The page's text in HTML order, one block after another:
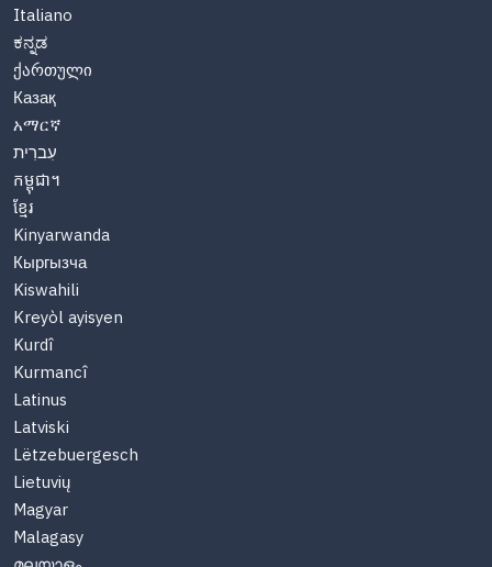
Italiano
ಕನ್ನಡ
ქართული
Казақ
አማርኛ
עִברִית
កម្ពុជា។
ខ្មែរ
Kinyarwanda
Кыргызча
Kiswahili
Kreyòl ayisyen
Kurdî
Kurmancî
Latinus
Latviski
Lëtzebuergesch
Lietuvių
Magyar
Malagasy